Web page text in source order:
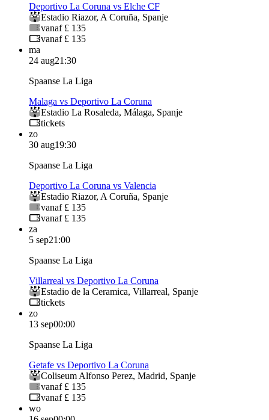
Deportivo La Coruna vs Elche CF
Estadio Riazor, A Coruña, Spanje
vanaf £ 135
vanaf £ 135
ma
24 aug21:30
Spaanse La Liga
Malaga vs Deportivo La Coruna
Estadio La Rosaleda, Málaga, Spanje
tickets
zo
30 aug19:30
Spaanse La Liga
Deportivo La Coruna vs Valencia
Estadio Riazor, A Coruña, Spanje
vanaf £ 135
vanaf £ 135
za
5 sep21:00
Spaanse La Liga
Villarreal vs Deportivo La Coruna
Estadio de la Ceramica, Villarreal, Spanje
tickets
zo
13 sep00:00
Spaanse La Liga
Getafe vs Deportivo La Coruna
Coliseum Alfonso Perez, Madrid, Spanje
vanaf £ 135
vanaf £ 135
wo